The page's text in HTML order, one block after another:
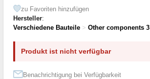
zu Favoriten hinzufügen
Hersteller:
Verschiedene Bauteile > Other components 3
Produkt ist nicht verfügbar
Benachrichtigung bei Verfügbarkeit